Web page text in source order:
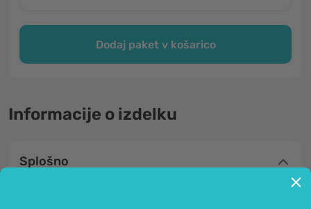
Dodaj paket v košarico
Informacije o izdelku
Splošno